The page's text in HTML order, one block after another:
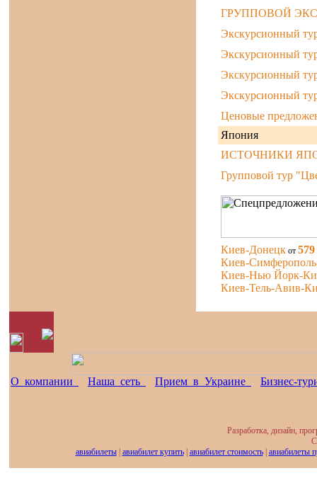
ГРУППОВОЙ
Экскурсионный
Экскурсионный
Экскурсионный
Экскурсионный
Ценовые
Япония
ИСТОЧНИКИ
Групповой тур
Киев-Донецк от 579
Киев-
Киев-Нью Йорк-
Киев-Тель-Авив-
О компании Наша сеть Прием в Украине Бизнес-
Разработка, дизайн,
авиабилеты| авиабилет купить| авиабилет стоимость| авиабилеты